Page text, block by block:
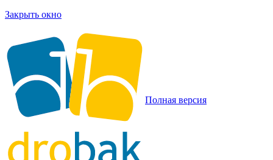
Закрыть окно
Полная версия